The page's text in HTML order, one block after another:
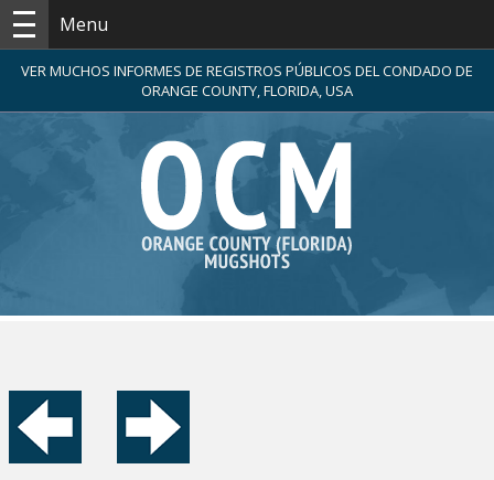
Menu
VER MUCHOS INFORMES DE REGISTROS PÚBLICOS DEL CONDADO DE
ORANGE COUNTY, FLORIDA, USA